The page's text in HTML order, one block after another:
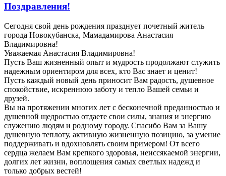
Поздравления!
Сегодня свой день рождения празднует почетный житель
города Новокубанска, Мамадамирова Анастасия
Владимировна!
Уважаемая Анастасия Владимировна!
Пусть Ваш жизненный опыт и мудрость продолжают служить
надежным ориентиром для всех, кто Вас знает и ценит!
Пусть каждый новый день приносит Вам радость, душевное
спокойствие, искреннюю заботу и тепло Вашей семьи и
друзей.
Вы на протяжении многих лет с бесконечной преданностью и
душевной щедростью отдаете свои силы, знания и энергию
служению людям и родному городу. Спасибо Вам за Вашу
душевную теплоту, активную жизненную позицию, за умение
поддерживать и вдохновлять своим примером! От всего
сердца желаем Вам крепкого здоровья, неиссякаемой энергии,
долгих лет жизни, воплощения самых светлых надежд и
только добрых вестей!